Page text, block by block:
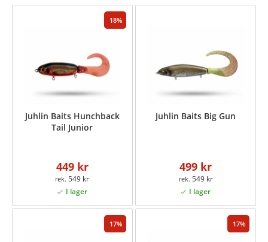
18
Juhlin Baits Hunchback
Tail Junior
449 kr
549 kr
Juhlin Baits Big Gun
499 kr
549 kr
17 17